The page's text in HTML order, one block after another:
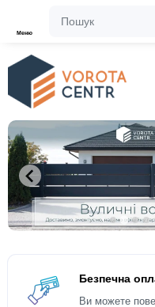
Меню
Безпечна
Ви можете